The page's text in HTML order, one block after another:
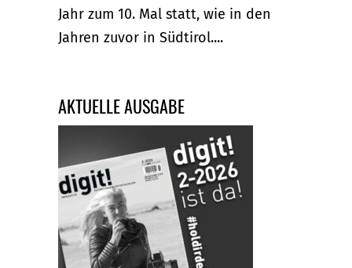
Jahr zum 10. Mal statt, wie in den
Jahren zuvor in Südtirol....
AKTUELLE AUSGABE